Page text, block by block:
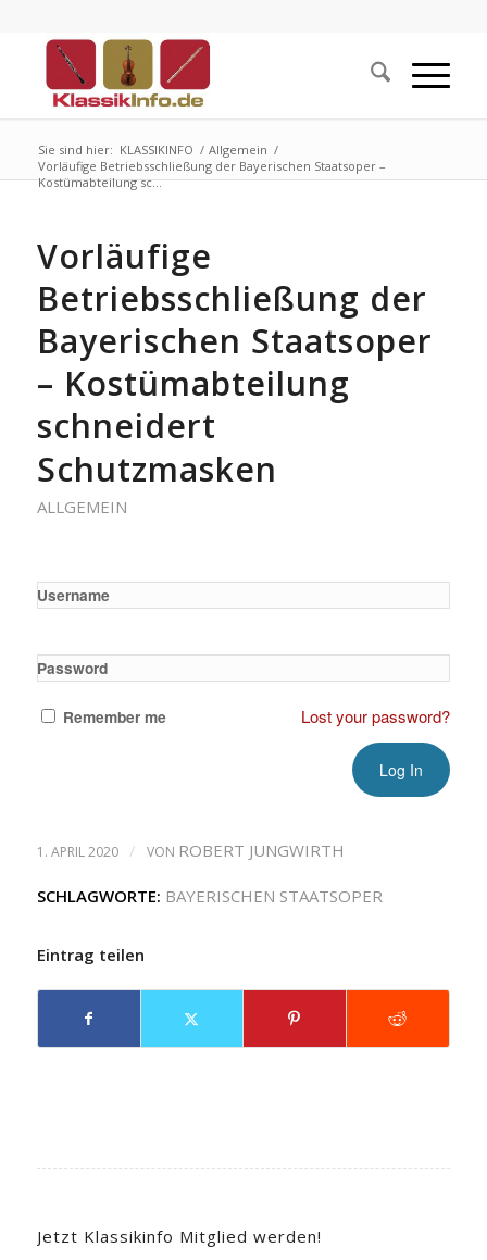
Sie sind hier: KLASSIKINFO / Allgemein /
Vorläufige Betriebsschließung der Bayerischen Staatsoper –
Kostümabteilung sc...
Vorläufige
Betriebsschließung der
Bayerischen Staatsoper
– Kostümabteilung
schneidert
Schutzmasken
ALLGEMEIN
Username
Password
Remember me Lost your password?
1. APRIL 2020 / VON ROBERT JUNGWIRTH
SCHLAGWORTE: BAYERISCHEN STAATSOPER
Eintrag teilen
Jetzt Klassikinfo Mitglied werden!